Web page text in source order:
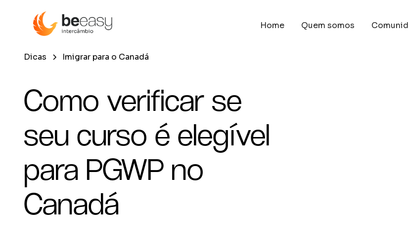
Home Quem somos
Dicas Imigrar para o Canadá
Como verificar se
seu curso é elegível
para PGWP no
Canadá